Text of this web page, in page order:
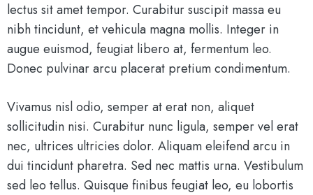
lectus sit amet tempor. Curabitur suscipit massa eu
nibh tincidunt, et vehicula magna mollis. Integer in
augue euismod, feugiat libero at, fermentum leo.
Donec pulvinar arcu placerat pretium condimentum.
Vivamus nisl odio, semper at erat non, aliquet
sollicitudin nisi. Curabitur nunc ligula, semper vel erat
nec, ultrices ultricies dolor. Aliquam eleifend arcu in
dui tincidunt pharetra. Sed nec mattis urna. Vestibulum
sed leo tellus. Quisque finibus feugiat leo, eu lobortis